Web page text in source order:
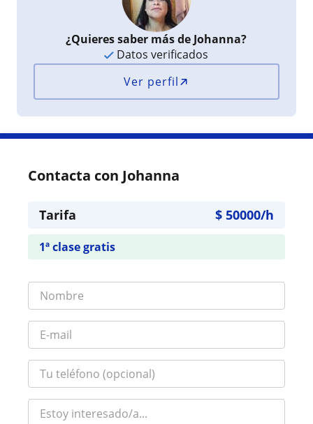
¿Quieres saber más de Johanna?
Datos verificados
Ver perfil
Contacta con Johanna
Tarifa $ 50000/h
1ª clase gratis